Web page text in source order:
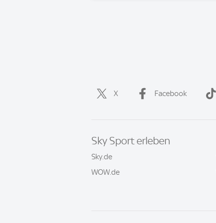
X Facebook
Sky Sport erleben
Sky.de
WOW.de